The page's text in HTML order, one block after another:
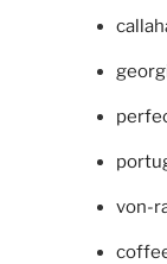
von-